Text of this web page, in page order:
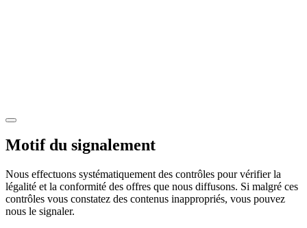
Motif du signalement
Nous effectuons systématiquement des contrôles pour vérifier la
légalité et la conformité des offres que nous diffusons. Si malgré ces
contrôles vous constatez des contenus inappropriés, vous pouvez
nous le signaler.